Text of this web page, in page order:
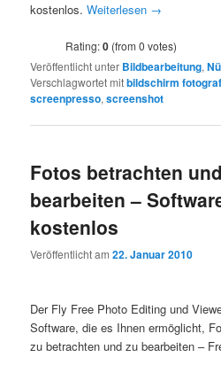
kostenlos.Weiterlesen →
Rating:0 (from 0 votes)
Veröffentlicht unter Bildbearbeitung,
Verschlagwortet mitbildschirm
screenpresso,screenshot
Fotos betrachten und
bearbeiten –
kostenlos
Veröffentlicht am22. Januar 2010
Der Fly Free Photo Editing und
Software, die es Ihnen ermöglicht,
zu betrachten und zu bearbeiten –